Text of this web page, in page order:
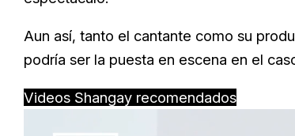
Aun así, tanto el cantante como su
podría ser la puesta en escena en el
Videos Shangay recomendados